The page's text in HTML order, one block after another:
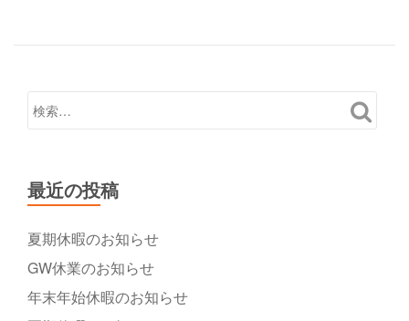
最近の投稿
夏期休暇のお知らせ
GW休業のお知らせ
年末年始休暇のお知らせ